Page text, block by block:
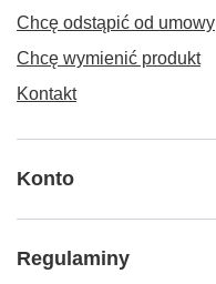
Chcę odstąpić od umowy
Chcę wymienić produkt
Kontakt
Konto
Regulaminy